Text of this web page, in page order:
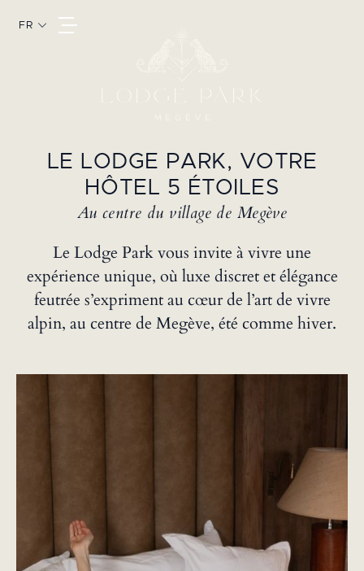
FR
LE LODGE PARK, VOTRE
HÔTEL 5 ÉTOILES
Au centre du village de Megève
Le Lodge Park vous invite à vivre une
expérience unique, où luxe discret et élégance
feutrée s’expriment au cœur de l’art de vivre
alpin, au centre de Megève, été comme hiver.